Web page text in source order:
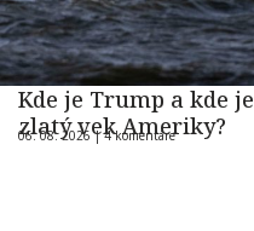
Kde je Trump a kde je
zlatý vek Ameriky?
06. 08. 2026 |4 komentáre